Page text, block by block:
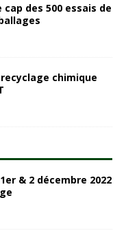
des 500 essais de
chimique
& 2 décembre 2022